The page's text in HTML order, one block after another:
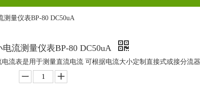
测量仪表BP-80 DC50uA
流测量仪表BP-80 DC50uA
电流表是用于测量直流电流 可根据电流大小定制直接式或接分流